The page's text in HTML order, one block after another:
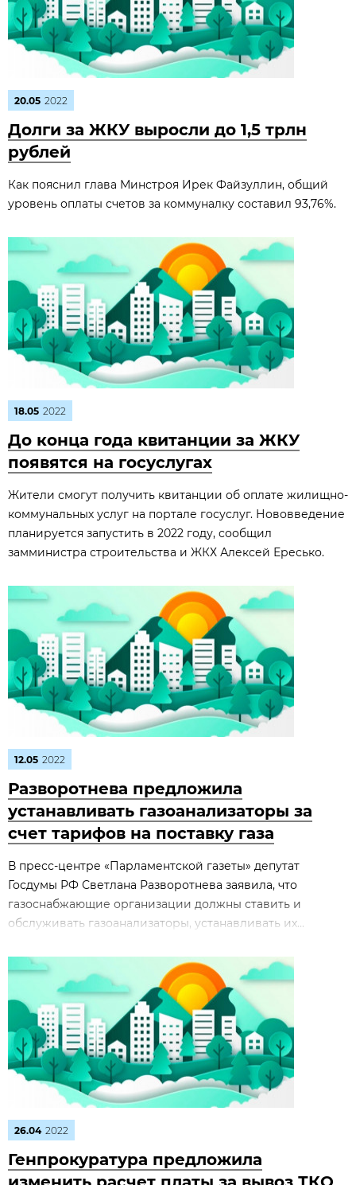
20.05 2022
Долги за ЖКУ выросли до 1,5 трлн
рублей
Как пояснил глава Минстроя Ирек Файзуллин, общий
уровень оплаты счетов за коммуналку составил 93,76%.
18.05 2022
До конца года квитанции за ЖКУ
появятся на госуслугах
Жители смогут получить квитанции об оплате жилищно-
коммунальных услуг на портале госуслуг. Нововведение
планируется запустить в 2022 году, сообщил
замминистра строительства и ЖКХ Алексей Ересько.
12.05 2022
Разворотнева предложила
устанавливать газоанализаторы за
счет тарифов на поставку газа
В пресс-центре «Парламентской газеты» депутат
Госдумы РФ Светлана Разворотнева заявила, что
газоснабжающие организации должны ставить и
обслуживать газоанализаторы, устанавливать их...
26.04 2022
Генпрокуратура предложила